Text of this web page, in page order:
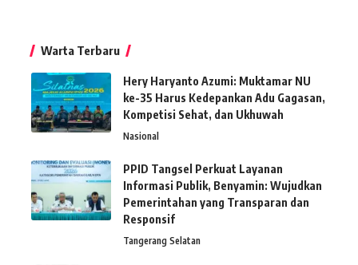
Warta Terbaru
Hery Haryanto Azumi: Muktamar NU
ke-35 Harus Kedepankan Adu Gagasan,
Kompetisi Sehat, dan Ukhuwah
Nasional
PPID Tangsel Perkuat Layanan
Informasi Publik, Benyamin: Wujudkan
Pemerintahan yang Transparan dan
Responsif
Tangerang Selatan